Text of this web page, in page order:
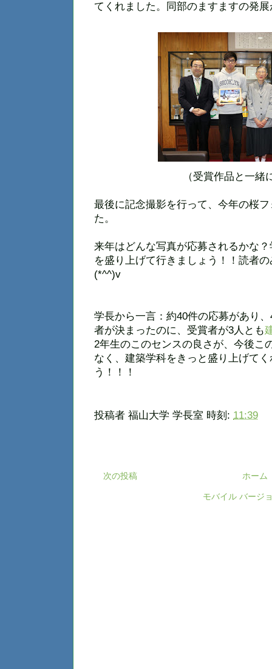
てくれました。同部のますますの発
（受賞作品と一緒
最後に記念撮影を行って、今年の桜
た。
来年はどんな写真が応募されるかな
を盛り上げて行きましょう！！読者
(*^^)v
学長から一言：約40件の応募があり
者が決まったのに、受賞者が3人とも
2年生のこのセンスの良さが、今後こ
なく、建築学科をきっと盛り上げて
う！！！
投稿者 福山大学 学長室 時刻: 11:39
次の投稿 ホーム
モバイル バージ